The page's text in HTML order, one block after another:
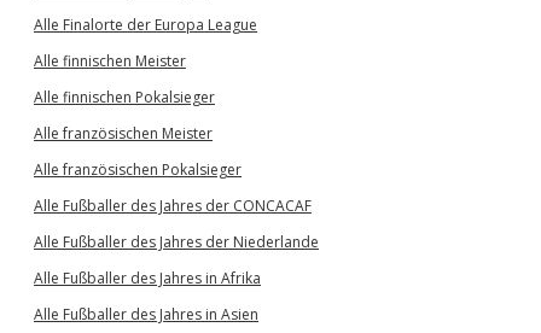
Alle Finalorte der Europa League
Alle finnischen Meister
Alle finnischen Pokalsieger
Alle französischen Meister
Alle französischen Pokalsieger
Alle Fußballer des Jahres der CONCACAF
Alle Fußballer des Jahres der Niederlande
Alle Fußballer des Jahres in Afrika
Alle Fußballer des Jahres in Asien